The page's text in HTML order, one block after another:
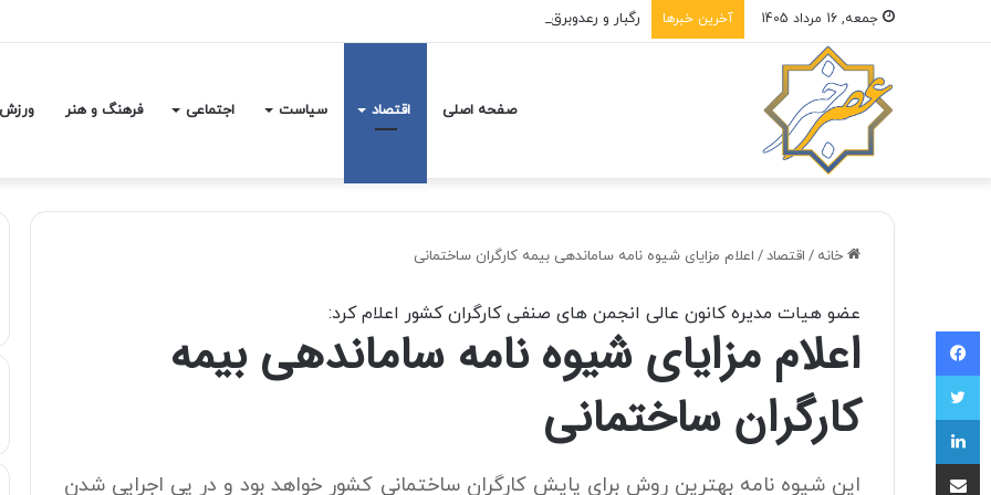
جمعه, 16 مرداد 1405 آخرین خبرها رگبار و رعدوبرق در راه شمال کشور؛ تهران خنک‌تر می‌شود
صفحه اصلی اقتصاد سیاست اجتماعی فرهنگ و هنر ورزش
خانه / اقتصاد/ اعلام مزایای شیوه نامه ساماندهی بیمه کارگران ساختمانی
عضو هیات مدیره کانون عالی انجمن های صنفی کارگران کشور اعلام کرد:
اعلام مزایای شیوه نامه ساماندهی بیمه
کارگران ساختمانی
این شیوه نامه بهترین روش برای پایش کارگران ساختمانی کشور خواهد بود و در پی اجرایی شدن